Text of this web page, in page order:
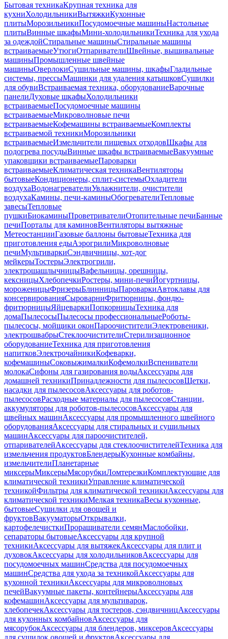
Бытовая техникаКрупная техника для
кухниХолодильникиВытяжкиКухонные
плитыМорозильникиПосудомоечные машиныНастольные
плитыВинные шкафыМини-холодильникиТехника для ухода
за одеждойСтиральные машиныСтиральные машины
встраиваемыеУтюгиОтпаривателиШвейные, вышивальные
машиныПромышленные швейные
машиныОверлокиСушильные машины, шкафыГладильные
системы, прессыМашинки для удаления катышковСушилки
для обувиВстраиваемая техника, оборудованиеВарочные
панелиДуховые шкафыХолодильники
встраиваемыеПосудомоечные машины
встраиваемыеМикроволновые печи
встраиваемыеКофемашины встраиваемыеКомплекты
встраиваемой техникиМорозильники
встраиваемыеИзмельчители пищевых отходовШкафы для
подогрева посудыВинные шкафы встраиваемыеВакуумные
упаковщики встраиваемыеПароварки
встраиваемыеКлиматическая техникаВентиляторы
бытовыеКондиционеры, сплит-системыОхладители
воздухаВодонагревателиУвлажнители, очистители
воздухаКамины, печи-каминыОбогревателиТепловые
завесыТепловые
пушкиБиокаминыПроветривателиОтопительные печиБанные
печиПорталы для каминовВентиляторы вытяжные
МетеостанцииГазовые баллоны бытовыеТехника для
приготовления едыАэрогрилиМикроволновые
печиМультиваркиСэндвичницы, хот-дог
мейкерыТостерыЭлектрогрили,
электрошашлычницыВафельницы, орешницы,
кексницыХлебопечкиРостеры, мини-печиЙогуртницы,
мороженицыФризерыБлинницыПароваркиАвтоклавы для
консервированияСыроварниФритюрницы, фондю-
фритюрницыЯйцеваркиПопкорницыТехника для
домаПылесосыПылесосы профессиональныеРоботы-
пылесосы, мойщики оконПароочистителиЭлектровеники,
электрошвабрыСтеклоочистителиСтерилизационное
оборудованиеТехника для приготовления
напитковЭлектрочайникиКофеварки,
кофемашиныСоковыжималкиКофемолкиВспениватели
молокаСифоны для газирования водыАксессуары для
домашней техникиПринадлежности для пылесосовЩетки,
насадки для пылесосовАксессуары для роботов-
пылесосовРасходные материалы для пылесосовСтанции,
аккумуляторы для роботов-пылесосовАксессуары для
швейных машинАксессуары для промышленного швейного
оборудованияАксессуары для стиральных и сушильных
машинАксессуары для пароочистителей,
отпаривателейАксессуары для стеклоочистителейТехника для
измельчения продуктовБлендерыКухонные комбайны,
измельчителиПланетарные
миксерыМиксерыМясорубкиЛомтерезкиКомплектующие для
климатической техникиУправление климатической
техникойФильтры для климатической техникиАксессуары для
климатической техникиМелкая техникаВесы кухонные,
бытовыеСушилки для овощей и
фруктовВакууматорыОткрывалки,
картофелечисткиПроращиватели семянМаслобойки,
сепараторы бытовыеАксессуары для крупной
техникиАксессуары для вытяжекАксессуары для плит и
духовокАксессуары для холодильниковАксессуары для
посудомоечных машинСредства для посудомоечных
машинСредства для ухода за техникойАксессуары для
кухонной техникиАксессуары для микроволновых
печейВакуумные пакеты, контейнерыАксессуары для
кофемашинАксессуары для мультиварок,
хлебопечекАксессуары для тостеров, сэндвичницАксессуары
для кухонных комбайновАксессуары для
мясорубокАксессуары для блендеров, миксеровАксессуары
для сушилок овощей и фруктовАксессуары для